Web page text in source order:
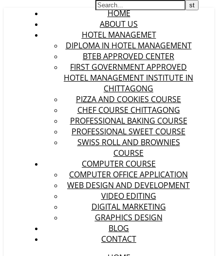
HOME
ABOUT US
HOTEL MANAGEMET
DIPLOMA IN HOTEL MANAGEMENT
BTEB APPROVED CENTER
FIRST GOVERNMENT APPROVED
HOTEL MANAGEMENT INSTITUTE IN
CHITTAGONG
PIZZA AND COOKIES COURSE
CHEF COURSE CHITTAGONG
PROFESSIONAL BAKING COURSE
PROFESSIONAL SWEET COURSE
SWISS ROLL AND BROWNIES
COURSE
COMPUTER COURSE
COMPUTER OFFICE APPLICATION
WEB DESIGN AND DEVELOPMENT
VIDEO EDITING
DIGITAL MARKETING
GRAPHICS DESIGN
BLOG
CONTACT